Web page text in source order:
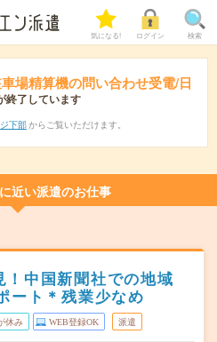
気になる! ログイン 検索
場精算機の問い合わせ受電/日
終了しています
下部 からご覧いただけます。
近い派遣のお仕事
中国新聞社での地域
ート＊残業少なめ
休み WEB登録OK 派遣